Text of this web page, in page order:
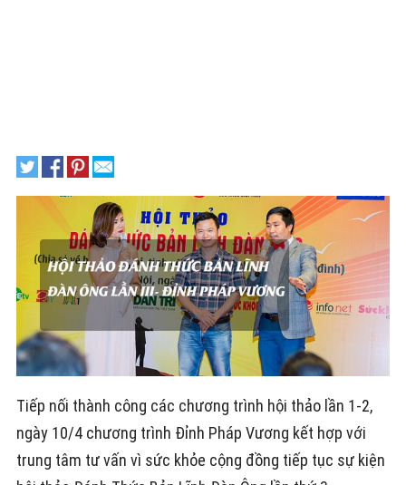
Tiếp nối thành công các chương trình hội thảo lần 1-2,
ngày 10/4 chương trình Đỉnh Pháp Vương kết hợp với
trung tâm tư vấn vì sức khỏe cộng đồng tiếp tục sự kiện